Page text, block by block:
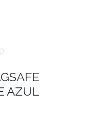
AZUL